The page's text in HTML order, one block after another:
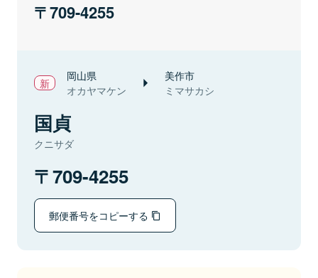
709-4255
岡山県
オカヤマケン
美作市
ミマサカシ
国貞
クニサダ
709-4255
郵便番号をコピーする